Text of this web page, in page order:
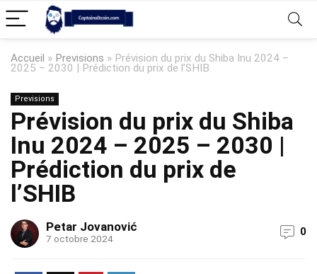
Accueil » Previsions » Prévision du prix du Shiba Inu 2024 –
2025 – 2030 | Prédiction du prix de l’SHIB
Previsions
Prévision du prix du Shiba
Inu 2024 – 2025 – 2030 |
Prédiction du prix de
l’SHIB
Petar Jovanović
7 octobre 2024
0